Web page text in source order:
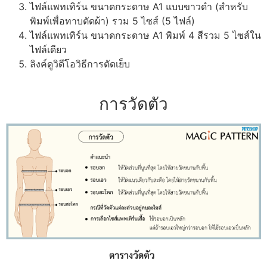
ไฟล์แพทเทิร์น ขนาดกระดาษ A1 แบบขาวดำ (สำหรับ
พิมพ์เพื่อทาบตัดผ้า) รวม 5 ไซส์ (5 ไฟล์)
ไฟล์แพทเทิร์น ขนาดกระดาษ A1 พิมพ์ 4 สีรวม 5 ไซส์ใน
ไฟล์เดียว
ลิงค์ดูวิดีโอวิธีการตัดเย็บ
การวัดตัว